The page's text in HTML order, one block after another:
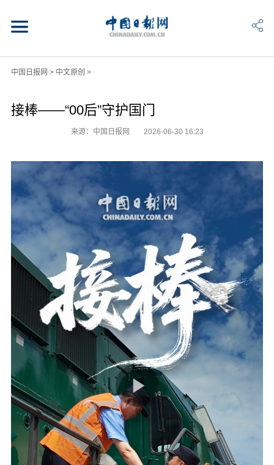
中国日报网 > 中文原创 >
接棒——“00后”守护国门
来源：中国日报网 2026-06-30 16:23